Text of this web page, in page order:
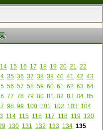
14 15 16 17 18 19 20 21
22
35 36 37 38 39 40 41 42 43
56 57 58 59 60 61 62 63 64
77 78 79 80 81 82 83 84 85
98 99 100 101 102 103 104
114 115 116 117 118 119 120
130 131 132 133 134 135